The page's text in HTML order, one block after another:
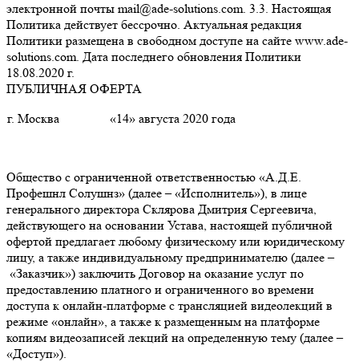
электронной почты mail@ade-solutions.com. 3.3. Настоящая
Политика действует бессрочно. Актуальная редакция
Политики размещена в свободном доступе на сайте www.ade-
solutions.com. Дата последнего обновления Политики
18.08.2020 г.
ПУБЛИЧНАЯ ОФЕРТА
г. Москва
«14» августа 2020 года
Общество с ограниченной ответственностью «А.Д.Е.
Профешнл Солушнз» (далее – «Исполнитель»), в лице
генерального директора Склярова Дмитрия Сергеевича,
действующего на основании Устава, настоящей публичной
офертой предлагает любому физическому или юридическому
лицу, а также индивидуальному предпринимателю (далее –
«Заказчик») заключить Договор на оказание услуг по
предоставлению платного и ограниченного во времени
доступа к онлайн-платформе с трансляцией видеолекций в
режиме «онлайн», а также к размещенным на платформе
копиям видеозаписей лекций на определенную тему (далее –
«Доступ»).